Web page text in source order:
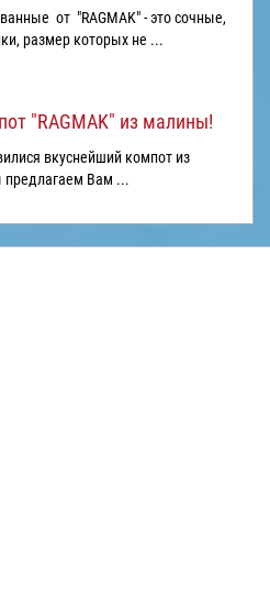
от "RAGMAK" - это сочные,
размер которых не ...
"RAGMAK" из малины!
вкуснейший компот из
Вам ...